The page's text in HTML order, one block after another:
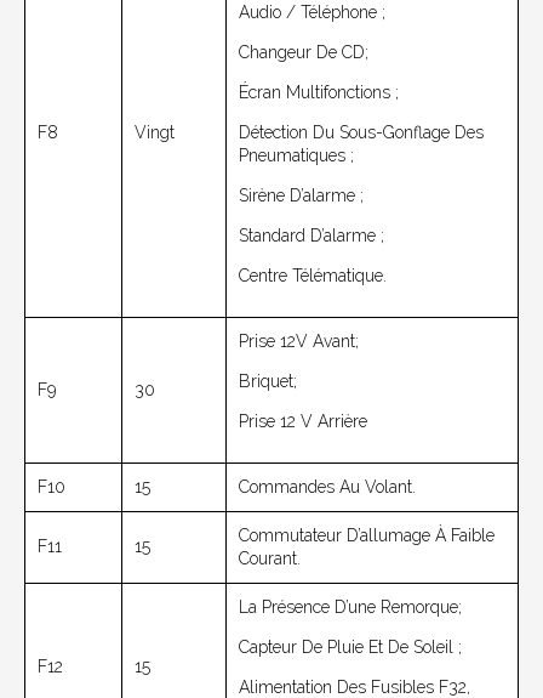
F8 Vingt
Audio / Téléphone ;
Changeur De CD;
Écran Multifonctions ;
Détection Du Sous-Gonflage Des
Pneumatiques ;
Sirène D’alarme ;
Standard D’alarme ;
Centre Télématique.
F9 30
Prise 12V Avant;
Briquet;
Prise 12 V Arrière
F10 15 Commandes Au Volant.
F11 15
Commutateur D’allumage À Faible
Courant.
F12 15
La Présence D’une Remorque;
Capteur De Pluie Et De Soleil ;
Alimentation Des Fusibles F32,